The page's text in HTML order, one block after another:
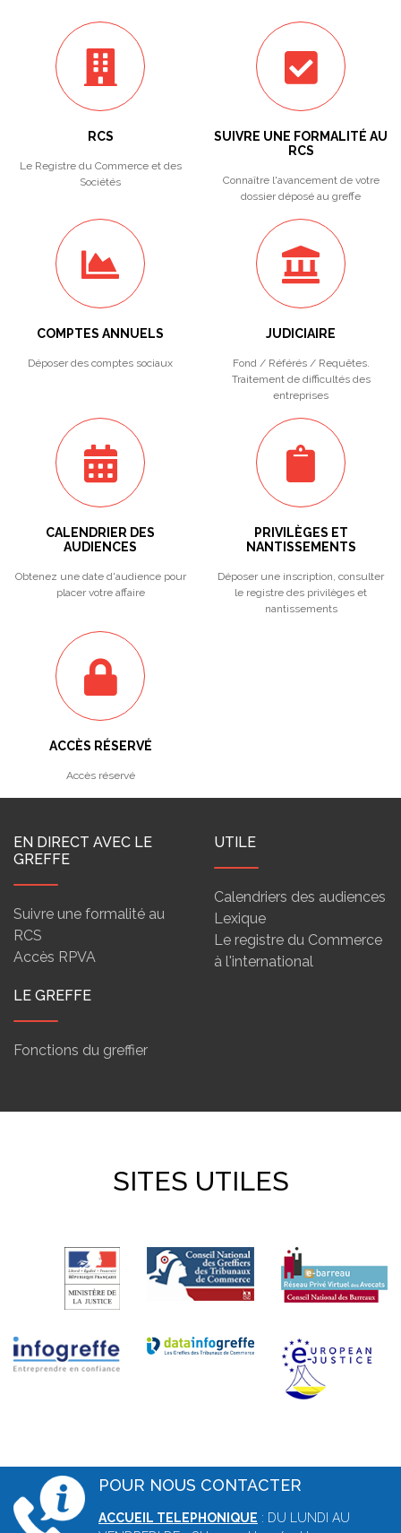
RCS
Le Registre du Commerce et des
Sociétés
SUIVRE UNE FORMALITÉ AU
RCS
Connaître l'avancement de votre
dossier déposé au greffe
COMPTES ANNUELS
Déposer des comptes sociaux
JUDICIAIRE
Fond / Référés / Requêtes.
Traitement de difficultés des
entreprises
CALENDRIER DES
AUDIENCES
Obtenez une date d'audience pour
placer votre affaire
PRIVILÈGES ET
NANTISSEMENTS
Déposer une inscription, consulter
le registre des privilèges et
nantissements
ACCÈS RÉSERVÉ
Accès réservé
EN DIRECT AVEC LE
GREFFE
Suivre une formalité au
RCS
Accès RPVA
UTILE
Calendriers des audiences
Lexique
Le registre du Commerce
à l'international
LE GREFFE
Fonctions du greffier
SITES UTILES
POUR NOUS CONTACTER
ACCUEIL TELEPHONIQUE : DU LUNDI AU